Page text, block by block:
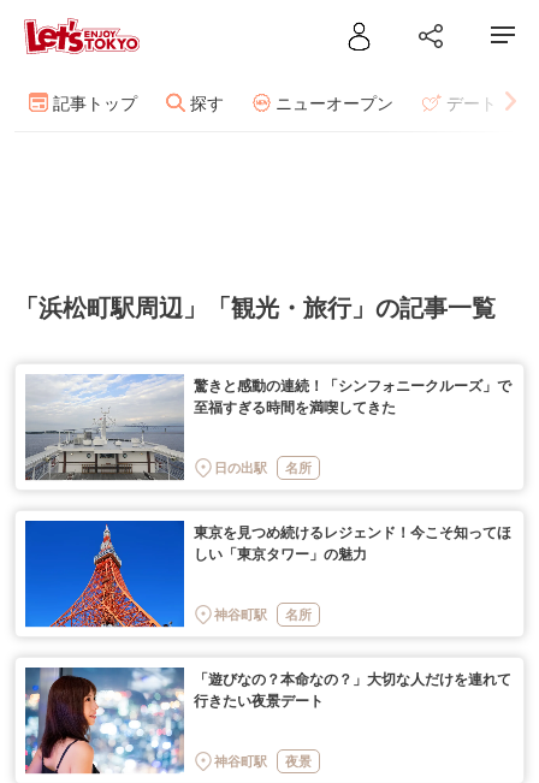
記事トップ 探す ニューオープン デート
「浜松町駅周辺」「観光・旅行」の記事一覧
驚きと感動の連続！「シンフォニークルーズ」で
至福すぎる時間を満喫してきた
日の出駅 名所
東京を見つめ続けるレジェンド！今こそ知ってほ
しい「東京タワー」の魅力
神谷町駅 名所
「遊びなの？本命なの？」大切な人だけを連れて
行きたい夜景デート
神谷町駅 夜景